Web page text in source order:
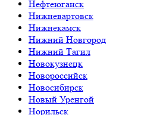
Нефтеюганск
Нижневартовск
Нижнекамск
Нижний Новгород
Нижний Тагил
Новокузнецк
Новороссийск
Новосибирск
Новый Уренгой
Норильск